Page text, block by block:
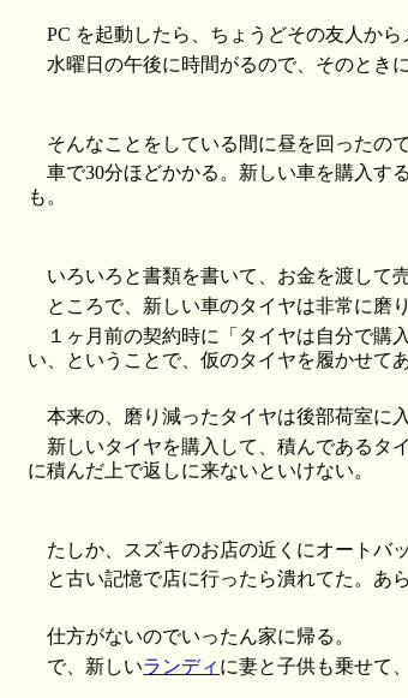
PC を起動したら、ちょうどその友人から
水曜日の午後に時間がるので、そのとき
そんなことをしている間に昼を回ったの
車で30分ほどかかる。新しい車を購入す
も。
いろいろと書類を書いて、お金を渡して
ところで、新しい車のタイヤは非常に磨
１ヶ月前の契約時に「タイヤは自分で購
い、ということで、仮のタイヤを履かせて
本来の、磨り減ったタイヤは後部荷室に
新しいタイヤを購入して、積んであるタ
に積んだ上で返しに来ないといけない。
たしか、スズキのお店の近くにオートバ
と古い記憶で店に行ったら潰れてた。あ
仕方がないのでいったん家に帰る。
で、新しいランディ に妻と子供も乗せて